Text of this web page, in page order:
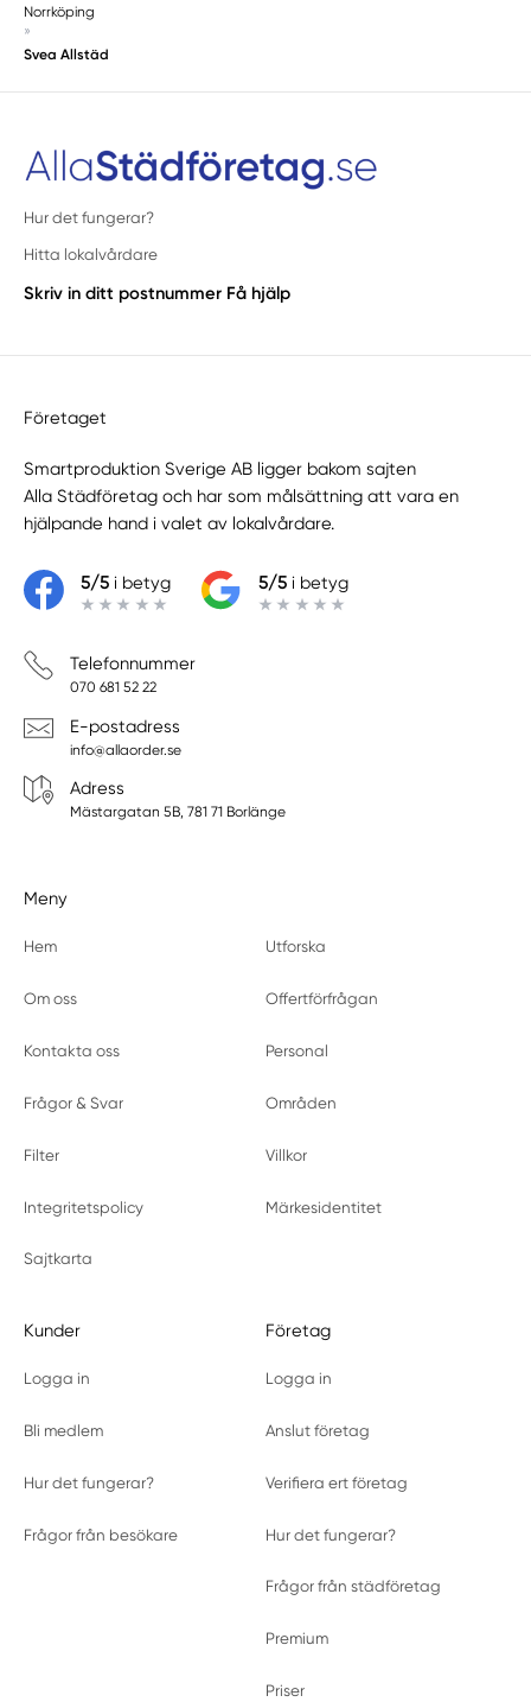
Norrköping
»
Svea Allstäd
Hur det fungerar?
Hitta lokalvårdare
Skriv in ditt postnummer Få hjälp
Företaget
Smartproduktion Sverige AB ligger bakom sajten
Alla Städföretag och har som målsättning att vara en
hjälpande hand i valet av lokalvårdare.
5/5i betyg 5/5i betyg
Telefonnummer
070 681 52 22
E-postadress
info@allaorder.se
Adress
Mästargatan 5B, 781 71 Borlänge
Meny
Hem Utforska
Om oss Offertförfrågan
Kontakta oss Personal
Frågor & Svar Områden
Filter Villkor
Integritetspolicy Märkesidentitet
Sajtkarta
Kunder
Logga in
Bli medlem
Hur det fungerar?
Frågor från besökare
Företag
Logga in
Anslut företag
Verifiera ert företag
Hur det fungerar?
Frågor från städföretag
Premium
Priser